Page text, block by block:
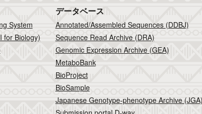
System
for Biology)
データベース
Annotated/Assembled Sequences (DDBJ)
Sequence Read Archive (DRA)
Genomic Expression Archive (GEA)
MetaboBank
BioProject
BioSample
Japanese Genotype-phenotype Archive